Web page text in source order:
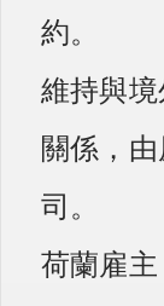
約。
維持與
關係，
司。
荷蘭雇主